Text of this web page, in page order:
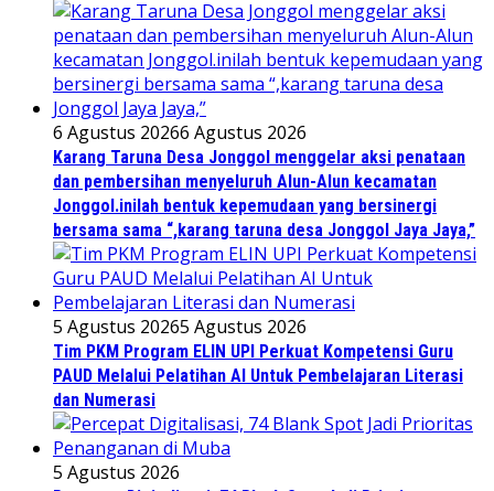
6 Agustus 20266 Agustus 2026
Karang Taruna Desa Jonggol menggelar aksi penataan
dan pembersihan menyeluruh Alun-Alun kecamatan
Jonggol.inilah bentuk kepemudaan yang bersinergi
bersama sama “,karang taruna desa Jonggol Jaya Jaya,”
5 Agustus 20265 Agustus 2026
Tim PKM Program ELIN UPI Perkuat Kompetensi Guru
PAUD Melalui Pelatihan AI Untuk Pembelajaran Literasi
dan Numerasi
5 Agustus 2026